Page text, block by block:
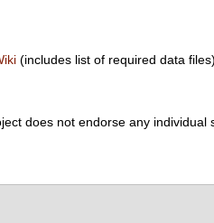
(includes list of required data files)
does not endorse any